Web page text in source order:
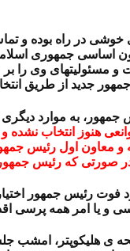
در راه بوده و
وی‏ را
جدید از طریق
هنوز انتخاب‏ نشده‏
معاون‏ اول‏ رئیس‏
صورتی‏ که‏ رئیس‏
در مورد فوت رئیس
و یا امر همه‏ پرسی‏
ی هلیکوپتر، امشب